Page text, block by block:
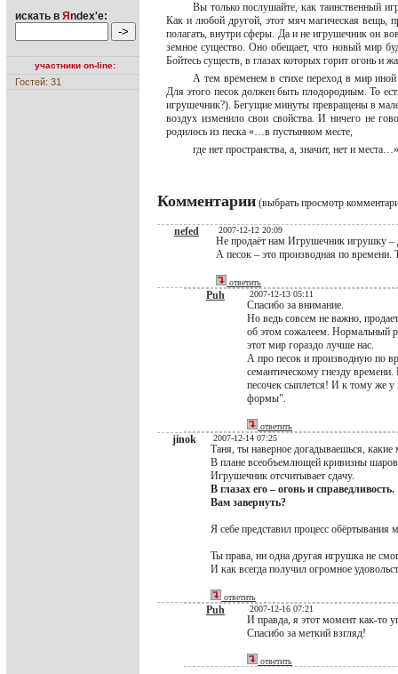
искать в Я ndex'е:
участники on-line:
Гостей: 31
Вы только послушайте, как таинственный
Как и любой другой, этот мяч магическая вещь,
полагать, внутри сферы. Да и не игрушечник он
земное существо. Оно обещает, что новый мир
Бойтесь существ, в глазах которых горит огонь и
А тем временем в стихе переход в мир
Для этого песок должен быть плодородным. То
игрушечник?). Бегущие минуты превращены в
воздух изменило свои свойства. И ничего не
родилось из песка «…в пустынном месте,
где нет пространства, а, значит, нет и
Комментарии (выбрать просмотр
nefed 2007-12-12 20:09
Не продаёт нам Игрушечник игрушку –
А песок – это производная по
ответить
Puh 2007-12-13 05:11
Спасибо за внимание.
Но ведь совсем не важно,
об этом сожалеем. Нормальный
этот мир гораздо лучше нас.
А про песок и производную по
семантическому гнезду
песочек сыплется! И к тому же у
формы".
ответить
jinok 2007-12-14 07:25
Таня, ты наверное догадываешься,
В плане всеобъемлющей кривизны
Игрушечник отсчитывает сдачу.
В глазах его – огонь и справедливость.
Вам завернуть?
Я себе представил процесс обёртывания
Ты права, ни одна другая игрушка не
И как всегда получил огромное
ответить
Puh 2007-12-16 07:21
И правда, я этот момент как-то
Спасибо за меткий взгляд!
ответить